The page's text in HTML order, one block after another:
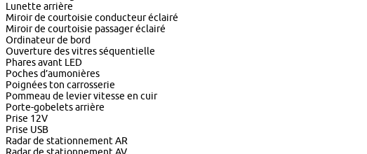
Lunette arrière
Miroir de courtoisie conducteur éclairé
Miroir de courtoisie passager éclairé
Ordinateur de bord
Ouverture des vitres séquentielle
Phares avant LED
Poches d’aumonières
Poignées ton carrosserie
Pommeau de levier vitesse en cuir
Porte-gobelets arrière
Prise 12V
Prise USB
Radar de stationnement AR
Radar de stationnement AV